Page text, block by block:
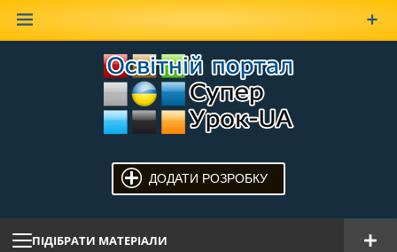
ДОДАТИ РОЗРОБКУ
ПІДІБРАТИ МАТЕРІАЛИ